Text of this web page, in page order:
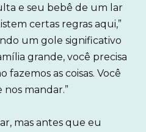
e seu bebê de um lar
certas regras aqui,”
um gole significativo
grande, você precisa
fazemos as coisas. Você
mandar.”
mas antes que eu